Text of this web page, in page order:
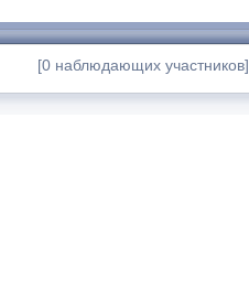
[0 наблюдающих участников]